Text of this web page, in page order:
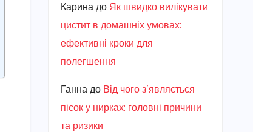
Каринадо Як швидко вилікувати
цистит в домашніх умовах:
ефективні кроки для
полегшення
Ганнадо Від чого з’являється
пісок у нирках: головні причини
та ризики